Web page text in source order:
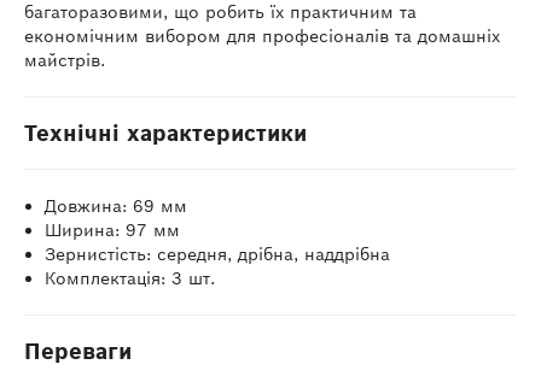
багаторазовими, що робить їх практичним та
економічним вибором для професіоналів та домашніх
майстрів.
Технічні характеристики
Довжина: 69 мм
Ширина: 97 мм
Зернистість: середня, дрібна, наддрібна
Комплектація: 3 шт.
Переваги